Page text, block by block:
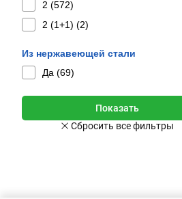
2 (572)
2 (1+1) (2)
Из нержавеющей стали
Да (69)